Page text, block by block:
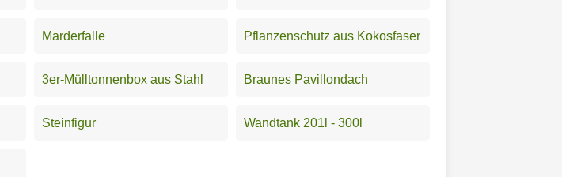
Marderfalle Pflanzenschutz aus Kokosfaser
3er-Mülltonnenbox aus Stahl Braunes Pavillondach
Steinfigur Wandtank 201l - 300l